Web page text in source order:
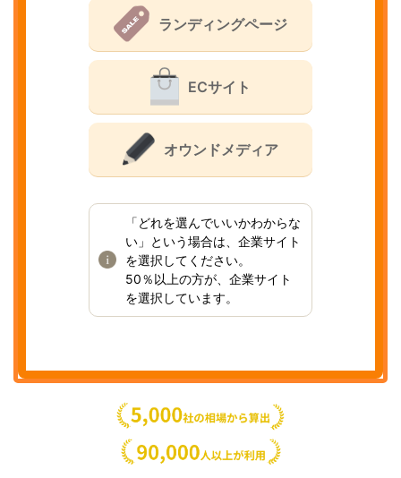
ランディングページ
ECサイト
オウンドメディア
「どれを選んでいいかわからな
い」という場合は、企業サイト
を選択してください。
50％以上の方が、企業サイト
を選択しています。